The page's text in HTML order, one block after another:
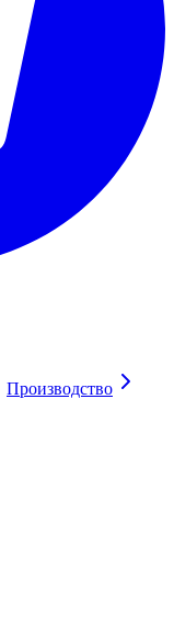
Производство